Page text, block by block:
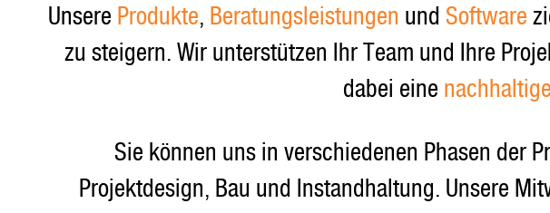
Unsere Produkte, Beratungsleistungen und Software
zu steigern. Wir unterstützen Ihr Team und Ihre
dabei eine
Sie können uns in verschiedenen Phasen der
Projektdesign, Bau und Instandhaltung. Unsere